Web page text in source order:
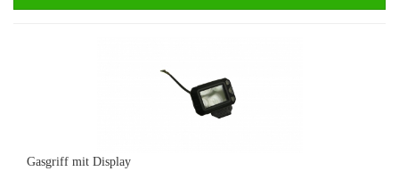
Gasgriff mit Display